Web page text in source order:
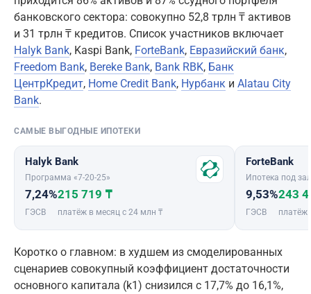
банковского сектора: совокупно 52,8 трлн ₸ активов
и 31 трлн ₸ кредитов. Список участников включает
Halyk Bank, Kaspi Bank, ForteBank, Евразийский банк,
Freedom Bank, Bereke Bank, Bank RBK, Банк
ЦентрКредит, Home Credit Bank, Нурбанк и Alatau City
Bank.
САМЫЕ ВЫГОДНЫЕ ИПОТЕКИ
Halyk Bank
Программа «7-20-25»
7,24%
ГЭСВ
215 719 ₸
платёж в месяц с 24 млн ₸
ForteBank
Ипотека под
9,53%
ГЭСВ
243
платёж
Коротко о главном: в худшем из смоделированных
сценариев совокупный коэффициент достаточности
основного капитала (k1) снизился с 17,7% до 16,1%,